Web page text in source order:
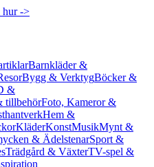
hur ->
Barnkläder &
Bygg & VerktygBöcker &
&
tillbehörFoto, Kameror &
Hem &
KläderKonstMusikMynt &
& ÄdelstenarSport &
Trädgård & VäxterTV-spel &